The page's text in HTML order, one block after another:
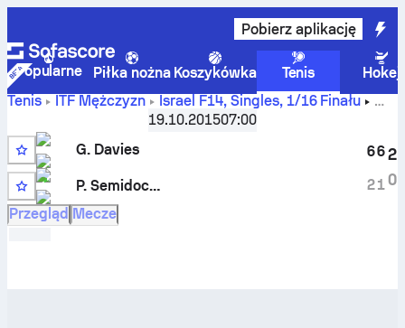
Pobierz aplikację
Popularne Piłka nożna Koszykówka Tenis
Hokej
Tenis
ITF Mężczyzn Israel F14, Singles, 1/16 Finału
Pavel Semidockihwyniki na żywo i
rezultaty H2H
19.10.201507:00
Q
G. Davies
LL
P. Semidockih
6
2
6
1
2
0
Przegląd Mecze